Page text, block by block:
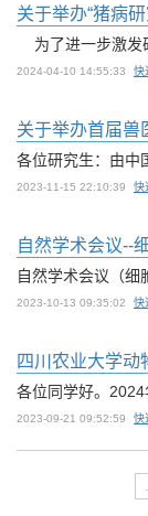
关于举办“猪病
2024-04-10 14:55:33 快
关于举办首届兽
2023-11-15 22:10:39 快
自然学术会议--
2023-10-13 09:35:02 快
四川农业大学动
2023-09-21 09:52:59 快